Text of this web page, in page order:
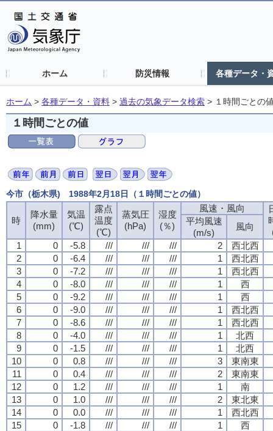
ホーム 防災情報 各種データ・
ホーム > 各種データ・資料 > 過去の気象データ検索 > １時間ごとの
１時間ごとの値
今市（栃木県) 1988年2月18日（１時間ごとの値）
時
降水量
(mm)
気温
(℃)
露点
温度
(℃)
蒸気圧
(hPa)
湿度
(％)
風速・風向
平均風速
(m/s)
風向
1
0 -5.8 /// /// /// 2
西北西
2
0 -6.4 /// /// /// 1
西北西
3
0 -7.2 /// /// /// 1
西北西
4
0 -8.0 /// /// /// 1
西
5
0 -9.2 /// /// /// 1
西
6
0 -9.0 /// /// /// 1
西北西
7
0 -8.6 /// /// /// 1
西北西
8
0 -4.0 /// /// /// 1
北西
9
0 -1.5 /// /// /// 1
北西
10
0 0.8 /// /// /// 3
東南東
11
0 0.4 /// /// /// 2
東南東
12
0 1.2 /// /// /// 1
南
13
0 1.0 /// /// /// 2
東北東
14
0 0.0 /// /// /// 1
西北西
15
0 -1.8 /// /// /// 1
西
時
降水量
(mm)
気温
(℃)
露点
温度
(℃)
蒸気圧
(hPa)
湿度
(％)
風速・風向
平均風速
(m/s)
風向
1
0 -5.8 /// /// /// 2
西北西
2
0 -6.4 /// /// /// 1
西北西
3
0 -7.2 /// /// /// 1
西北西
4
0 -8.0 /// /// /// 1
西
5
0 -9.2 /// /// /// 1
西
6
0 -9.0 /// /// /// 1
西北西
7
0 -8.6 /// /// /// 1
西北西
8
0 -4.0 /// /// /// 1
北西
9
0 -1.5 /// /// /// 1
北西
10
0 0.8 /// /// /// 3
東南東
11
0 0.4 /// /// /// 2
東南東
12
0 1.2 /// /// /// 1
南
13
0 1.0 /// /// /// 2
東北東
14
0 0.0 /// /// /// 1
西北西
15
0 -1.8 /// /// /// 1
西
時
降水量
(mm)
気温
(℃)
露点
温度
(℃)
蒸気圧
(hPa)
湿度
(％)
風速・風向
平均風速
(m/s)
風向
1
0 -5.8 /// /// /// 2
西北西
2
0 -6.4 /// /// /// 1
西北西
3
0 -7.2 /// /// /// 1
西北西
4
0 -8.0 /// /// /// 1
西
5
0 -9.2 /// /// /// 1
西
6
0 -9.0 /// /// /// 1
西北西
7
0 -8.6 /// /// /// 1
西北西
8
0 -4.0 /// /// /// 1
北西
9
0 -1.5 /// /// /// 1
北西
10
0 0.8 /// /// /// 3
東南東
11
0 0.4 /// /// /// 2
東南東
12
0 1.2 /// /// /// 1
南
13
0 1.0 /// /// /// 2
東北東
14
0 0.0 /// /// /// 1
西北西
15
0 -1.8 /// /// /// 1
西
時
降水量
(mm)
気温
(℃)
露点
温度
(℃)
蒸気圧
(hPa)
湿度
(％)
風速・風向
平均風速
(m/s)
風向
1
0 -5.8 /// /// /// 2
西北西
2
0 -6.4 /// /// /// 1
西北西
3
0 -7.2 /// /// /// 1
西北西
4
0 -8.0 /// /// /// 1
西
5
0 -9.2 /// /// /// 1
西
6
0 -9.0 /// /// /// 1
西北西
7
0 -8.6 /// /// /// 1
西北西
8
0 -4.0 /// /// /// 1
北西
9
0 -1.5 /// /// /// 1
北西
10
0 0.8 /// /// /// 3
東南東
11
0 0.4 /// /// /// 2
東南東
12
0 1.2 /// /// /// 1
南
13
0 1.0 /// /// /// 2
東北東
14
0 0.0 /// /// /// 1
西北西
15
0 -1.8 /// /// /// 1
西